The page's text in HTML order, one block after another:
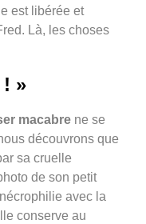
est libérée et
Là, les choses
! »
macabre ne se
découvrons que
sa cruelle
de son petit
avec la
conserve au